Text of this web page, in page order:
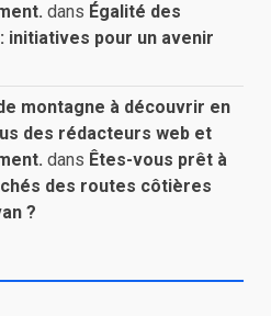
dans Égalité des
initiatives pour un avenir
montagne à découvrir en
des rédacteurs web et
dans Êtes-vous prêt à
des routes côtières
?